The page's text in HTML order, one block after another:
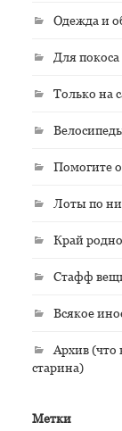
Одежда и
Для покоса
Только на
Помогите
Лоты по
Край
Стафф
Всякое
Архив (что
старина)
Метки